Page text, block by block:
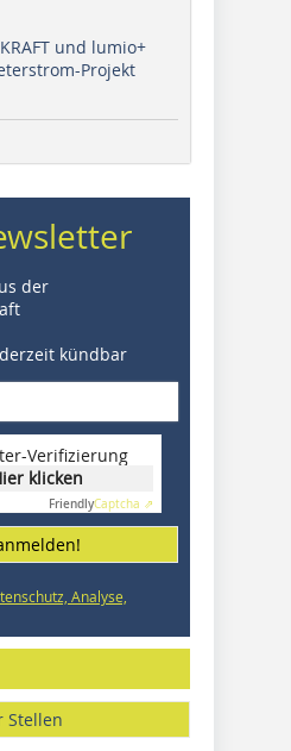
und lumio+
Projekt
der
kündbar
Verifizierung
klicken
FriendlyCaptcha ⇗
Analyse,
Stellen